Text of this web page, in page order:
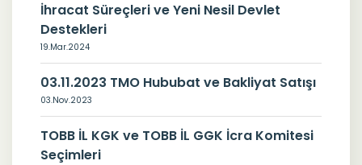
İhracat Süreçleri ve Yeni Nesil Devlet
Destekleri
19.Mar.2024
03.11.2023 TMO Hububat ve Bakliyat Satışı
03.Nov.2023
TOBB İL KGK ve TOBB İL GGK İcra Komitesi
Seçimleri